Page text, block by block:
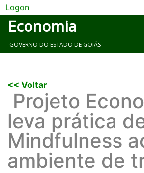
Logon
Economia
GOVERNO DO ESTADO DE GOIÁS
<< Voltar
Projeto
leva prática
Mindfulness
ambiente de